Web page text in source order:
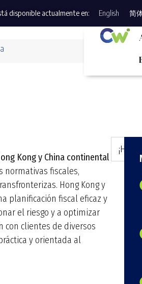
disponible actualmente en: English 简
Kong y China continental
normativas fiscales,
Hong Kong y
planificación fiscal eficaz y
el riesgo y a optimizar
con clientes de diversos
y orientada al